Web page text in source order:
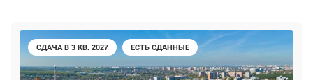
СДАЧА В 3 КВ. 2027 ЕСТЬ СДАННЫЕ